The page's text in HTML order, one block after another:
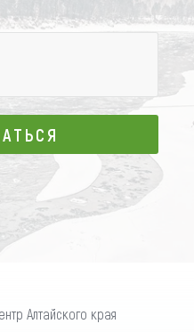
Алтайского края